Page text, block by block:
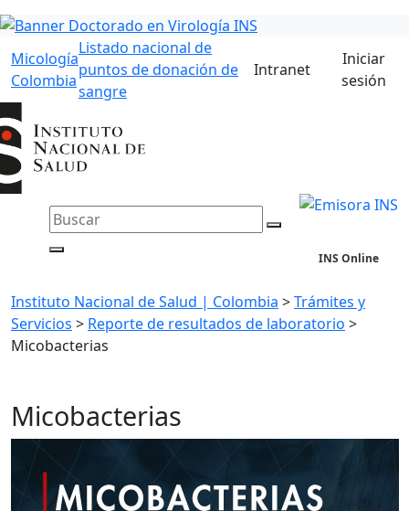
Micología
Colombia
Listado nacional de
puntos de donación de
sangre
Intranet
Iniciar
sesión
INS Online
Instituto Nacional de Salud | Colombia >Trámites y
Servicios > Reporte de resultados de laboratorio >
Micobacterias
Micobacterias